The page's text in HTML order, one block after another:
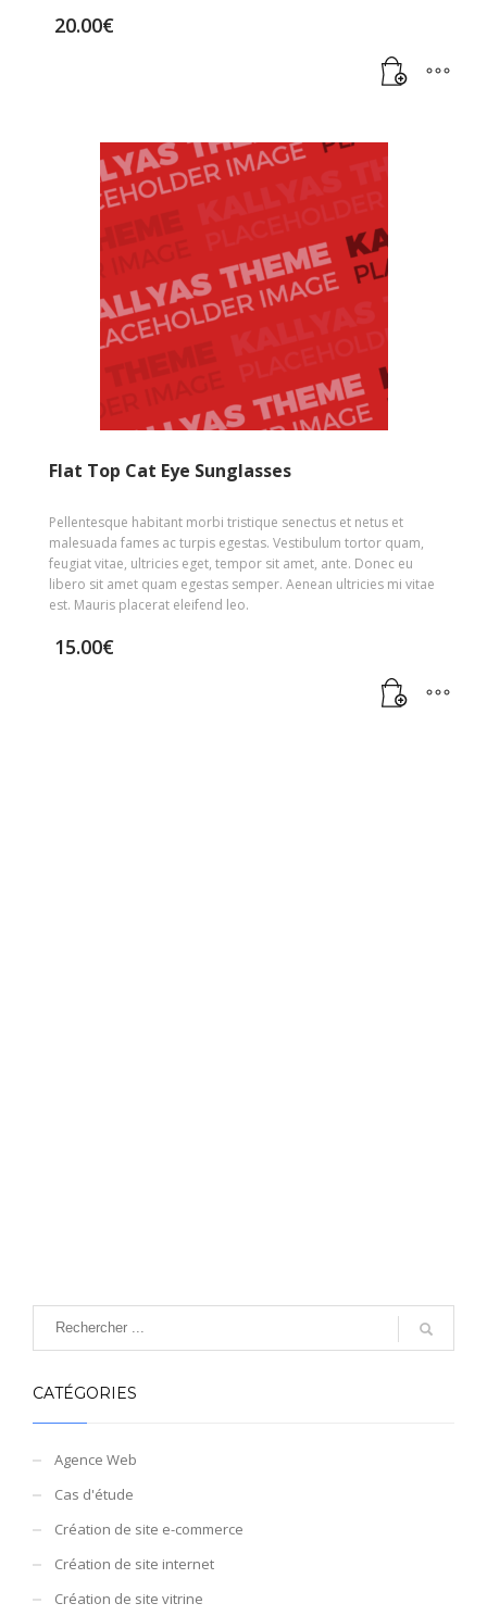
20.00€
Flat Top Cat Eye Sunglasses
Pellentesque habitant morbi tristique senectus et netus et
malesuada fames ac turpis egestas. Vestibulum tortor quam,
feugiat vitae, ultricies eget, tempor sit amet, ante. Donec eu
libero sit amet quam egestas semper. Aenean ultricies mi vitae
est. Mauris placerat eleifend leo.
15.00€
CATÉGORIES
Agence Web
Cas d'étude
Création de site e-commerce
Création de site internet
Création de site vitrine